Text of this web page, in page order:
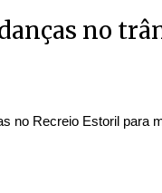
no
no Recreio Estoril para